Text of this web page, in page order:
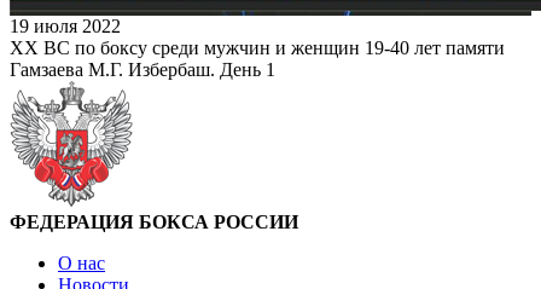
19 июля 2022
XX ВС по боксу среди мужчин и женщин 19-40 лет памяти
Гамзаева М.Г. Избербаш. День 1
ФЕДЕРАЦИЯ БОКСА РОССИИ
О нас